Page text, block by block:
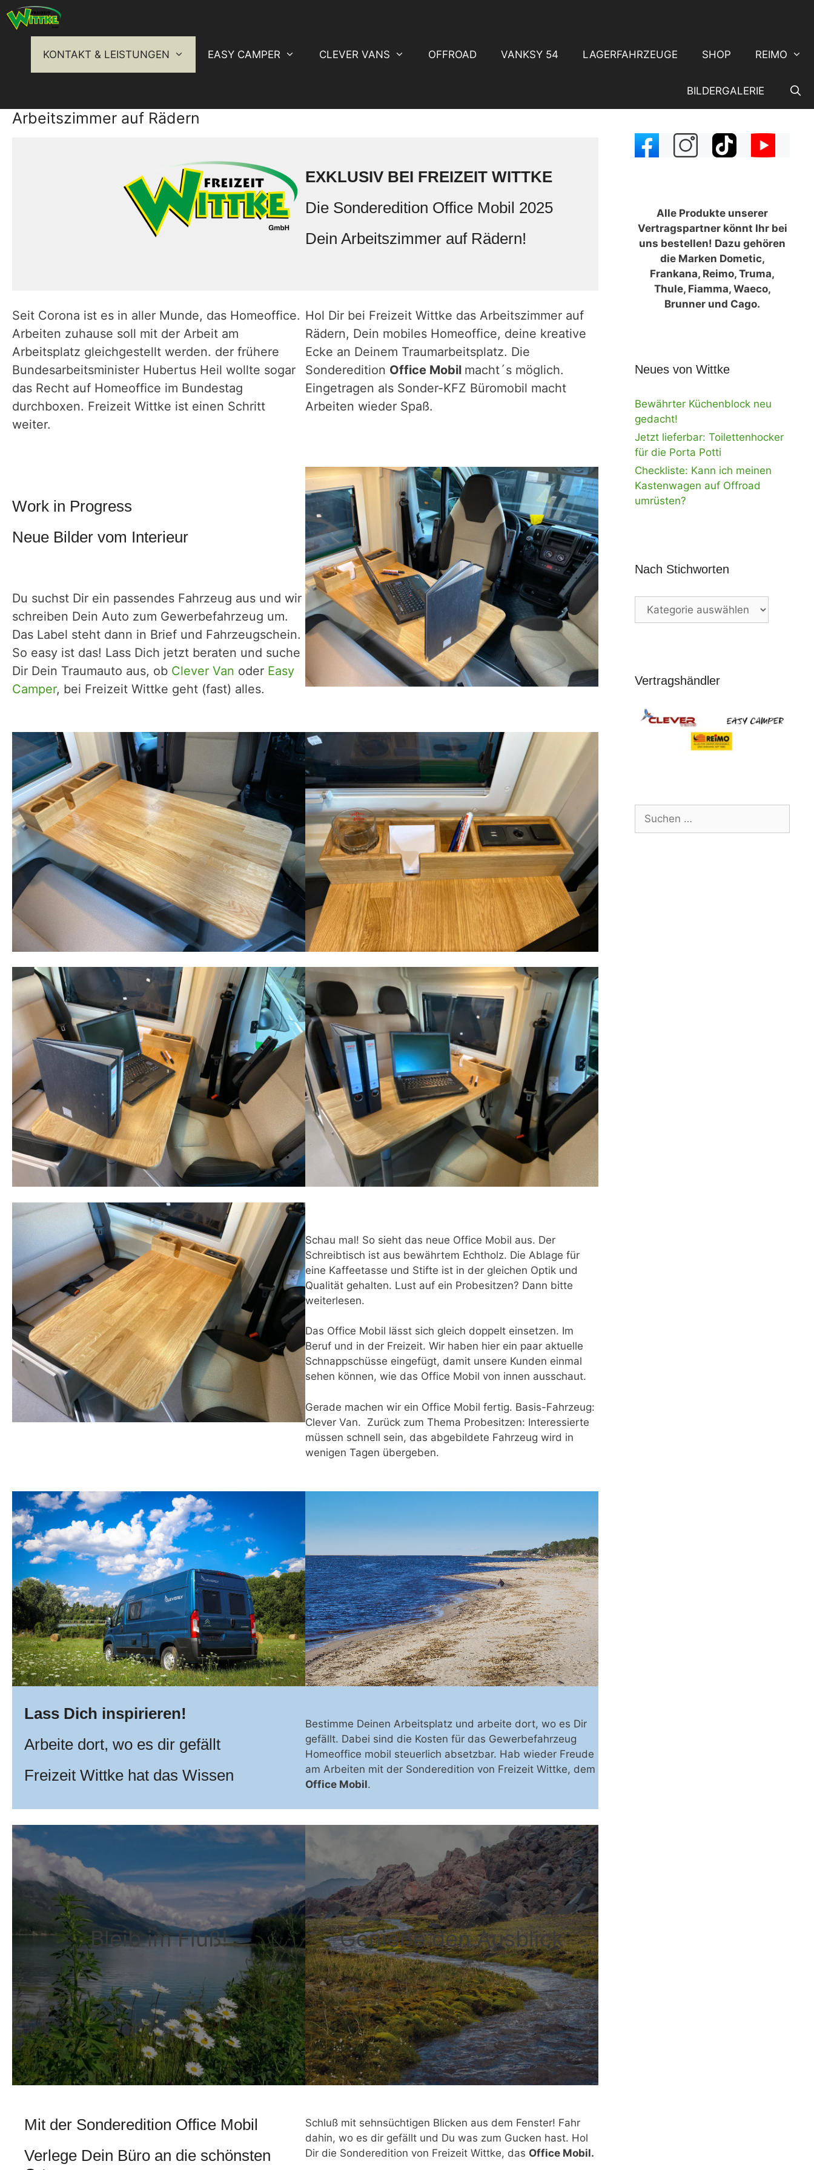
Zum
Inhalt
springen
KONTAKT & LEISTUNGEN
EASY CAMPER CLEVER VANS OFFROAD VANKSY 54 LAGERFAHRZEUGE SHOP REIMO
BILDERGALERIE
Arbeitszimmer auf Rädern
EXKLUSIV BEI FREIZEIT WITTKE
Die Sonderedition Office Mobil 2025
Dein Arbeitszimmer auf Rädern!
Seit Corona ist es in aller Munde, das Homeoffice.
Arbeiten zuhause soll mit der Arbeit am
Arbeitsplatz gleichgestellt werden. der frühere
Bundesarbeitsminister Hubertus Heil wollte sogar
das Recht auf Homeoffice im Bundestag
durchboxen. Freizeit Wittke ist einen Schritt
weiter.
Hol Dir bei Freizeit Wittke das Arbeitszimmer auf
Rädern, Dein mobiles Homeoffice, deine kreative
Ecke an Deinem Traumarbeitsplatz. Die
Sonderedition Office Mobil macht´s möglich.
Eingetragen als Sonder-KFZ Büromobil macht
Arbeiten wieder Spaß.
Work in Progress
Neue Bilder vom Interieur
Du suchst Dir ein passendes Fahrzeug aus und wir
schreiben Dein Auto zum Gewerbefahrzeug um.
Das Label steht dann in Brief und Fahrzeugschein.
So easy ist das! Lass Dich jetzt beraten und suche
Dir Dein Traumauto aus, ob Clever Van oder Easy
Camper, bei Freizeit Wittke geht (fast) alles.
Schau mal! So sieht das neue Office Mobil aus. Der
Schreibtisch ist aus bewährtem Echtholz. Die Ablage für
eine Kaffeetasse und Stifte ist in der gleichen Optik und
Qualität gehalten. Lust auf ein Probesitzen? Dann bitte
weiterlesen.
Das Office Mobil lässt sich gleich doppelt einsetzen. Im
Beruf und in der Freizeit. Wir haben hier ein paar aktuelle
Schnappschüsse eingefügt, damit unsere Kunden einmal
sehen können, wie das Office Mobil von innen ausschaut.
Gerade machen wir ein Office Mobil fertig. Basis-Fahrzeug:
Clever Van. Zurück zum Thema Probesitzen: Interessierte
müssen schnell sein, das abgebildete Fahrzeug wird in
wenigen Tagen übergeben.
Lass Dich inspirieren!
Arbeite dort, wo es dir gefällt
Freizeit Wittke hat das Wissen
Bestimme Deinen Arbeitsplatz und arbeite dort, wo es Dir
gefällt. Dabei sind die Kosten für das Gewerbefahrzeug
Homeoffice mobil steuerlich absetzbar. Hab wieder Freude
am Arbeiten mit der Sonderedition von Freizeit Wittke, dem
Office Mobil.
Bleib im Fluß!
Mit der Sonderedition Office Mobil
Verlege Dein Büro an die schönsten
Genieße den Ausblick
Schluß mit sehnsüchtigen Blicken aus dem Fenster! Fahr
dahin, wo es dir gefällt und Du was zum Gucken hast. Hol
Dir die Sonderedition von Freizeit Wittke, das Office Mobil.
Alle Produkte unserer
Vertragspartner könnt Ihr bei
uns bestellen! Dazu gehören
die Marken Dometic,
Frankana, Reimo, Truma,
Thule, Fiamma, Waeco,
Brunner und Cago.
Neues von Wittke
Bewährter Küchenblock neu
gedacht!
Jetzt lieferbar: Toilettenhocker
für die Porta Potti
Checkliste: Kann ich meinen
Kastenwagen auf Offroad
umrüsten?
Nach Stichworten
Nach
Stichworten
Vertragshändler
Suchen
nach: